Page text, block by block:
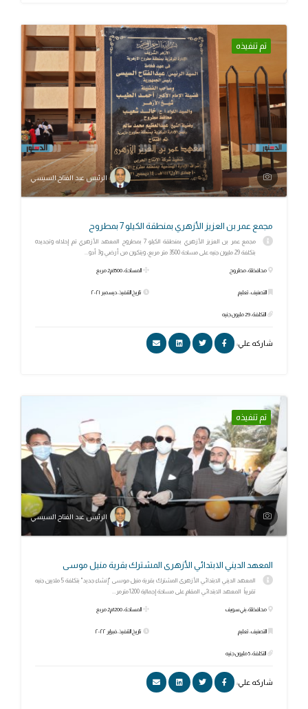
تم تنفيذه
الرئيس عبد الفتاح السيسي
مجمع عمر بن العزيز الأزهري بمنطقة الكيلو 7 بمطروح
مجمع عمر بن العزيز الأزهري بمنطقة الكيلو 7 بمطروح المعهد الأزهري تم إحلاله وتجديده
بتكلفة 29 مليون جنيه على مساحة 3500 متر مربع، ويتكون من أرضي و3 أدو...
محافظة: مطروح
التصنيف: تعليم
التكلفة: 29 مليون جنيه
المساحة: 3500م2 مربع
تاريخ التنفيذ: ديسمبر ٢٠٢١
شاركه علي:
تم تنفيذه
الرئيس عبد الفتاح السيسي
المعهد الديني الابتدائي الأزهرى المشترك بقرية منيل موسى
المعهد الديني الابتدائي الأزهرى المشترك بقرية منيل موسى "إنشاء جديد" بتكلفة 5 ملايين جنيه
تقريباً المعهد الابتدائي المقام على مساحة إجمالية 1200مترمر...
محافظة: بني سويف
التصنيف: تعليم
التكلفة: 5 مليون جنيه
المساحة: 1200م2 مربع
تاريخ التنفيذ: فبراير ٢٠٢٢
شاركه علي: